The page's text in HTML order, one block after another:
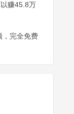
赚45.8万
，完全免费